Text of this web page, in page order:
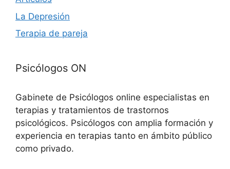
La Depresión
Terapia de pareja
Psicólogos ON
Gabinete de Psicólogos online especialistas en
terapias y tratamientos de trastornos
psicológicos. Psicólogos con amplia formación y
experiencia en terapias tanto en ámbito público
como privado.